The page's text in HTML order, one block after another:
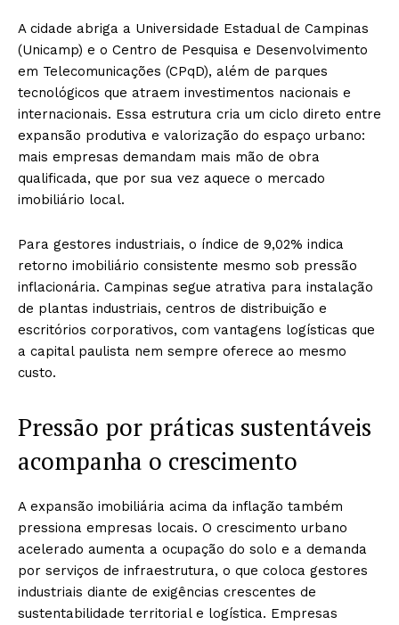
A cidade abriga a Universidade Estadual de Campinas
(Unicamp) e o Centro de Pesquisa e Desenvolvimento
em Telecomunicações (CPqD), além de parques
tecnológicos que atraem investimentos nacionais e
internacionais. Essa estrutura cria um ciclo direto entre
expansão produtiva e valorização do espaço urbano:
mais empresas demandam mais mão de obra
qualificada, que por sua vez aquece o mercado
imobiliário local.
Para gestores industriais, o índice de 9,02% indica
retorno imobiliário consistente mesmo sob pressão
inflacionária. Campinas segue atrativa para instalação
de plantas industriais, centros de distribuição e
escritórios corporativos, com vantagens logísticas que
a capital paulista nem sempre oferece ao mesmo
custo.
Pressão por práticas sustentáveis
acompanha o crescimento
A expansão imobiliária acima da inflação também
pressiona empresas locais. O crescimento urbano
acelerado aumenta a ocupação do solo e a demanda
por serviços de infraestrutura, o que coloca gestores
industriais diante de exigências crescentes de
sustentabilidade territorial e logística. Empresas